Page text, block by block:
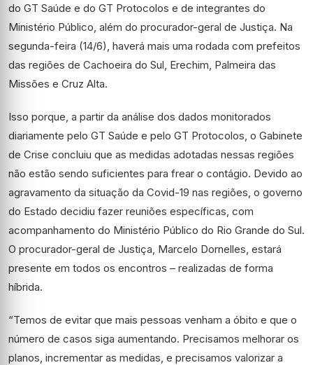
do GT Saúde e do GT Protocolos e de integrantes do
Ministério Público, além do procurador-geral de Justiça. Na
segunda-feira (14/6), haverá mais uma rodada com prefeitos
das regiões de Cachoeira do Sul, Erechim, Palmeira das
Missões e Cruz Alta.
Isso porque, a partir da análise dos dados monitorados
diariamente pelo GT Saúde e pelo GT Protocolos, o Gabinete
de Crise concluiu que as medidas adotadas nessas regiões
não estão sendo suficientes para frear o contágio. Devido ao
agravamento da situação da Covid-19 nas regiões, o governo
do Estado decidiu fazer reuniões específicas, com
acompanhamento do Ministério Público do Rio Grande do Sul.
O procurador-geral de Justiça, Marcelo Dornelles, estará
presente em todos os encontros – realizadas de forma
híbrida.
“Temos de evitar que mais pessoas venham a óbito e que o
número de casos siga aumentando. Precisamos melhorar os
planos, incrementar as medidas, e precisamos valorizar a